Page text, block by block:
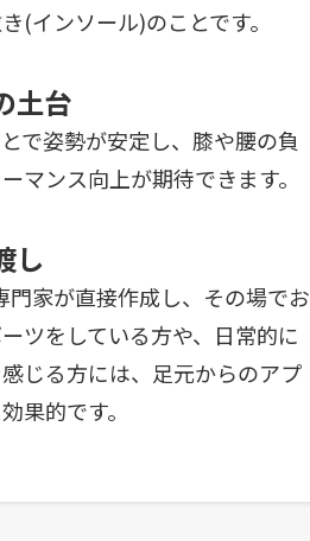
(インソール)のことです。
土台
で姿勢が安定し、膝や腰の負
マンス向上が期待できます。
し
門家が直接作成し、その場でお
ツをしている方や、日常的に
じる方には、足元からのアプ
果的です。